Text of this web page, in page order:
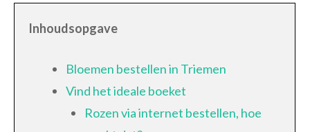
Inhoudsopgave
Bloemen bestellen in Triemen
Vind het ideale boeket
Rozen via internet bestellen, hoe